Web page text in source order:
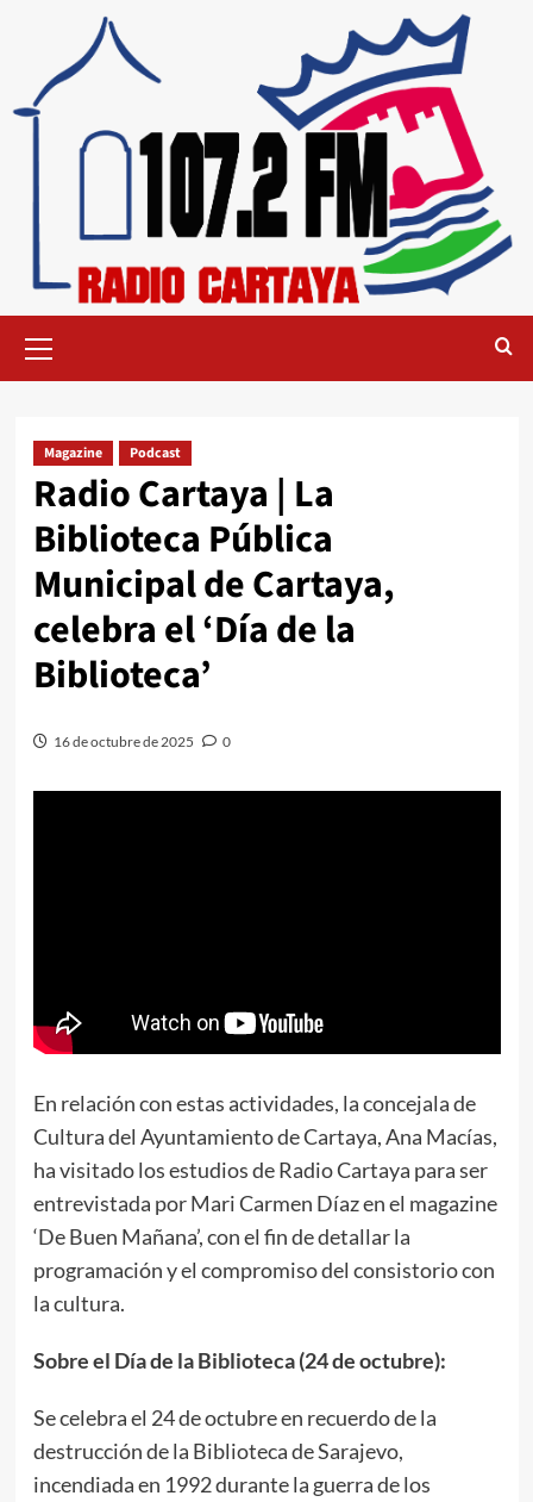
Magazine Podcast
Radio Cartaya | La
Biblioteca Pública
Municipal de Cartaya,
celebra el ‘Día de la
Biblioteca’
16 de octubre de 2025 0
En relación con estas actividades, la concejala de
Cultura del Ayuntamiento de Cartaya, Ana Macías,
ha visitado los estudios de Radio Cartaya para ser
entrevistada por Mari Carmen Díaz en el magazine
‘De Buen Mañana’, con el fin de detallar la
programación y el compromiso del consistorio con
la cultura.
Sobre el Día de la Biblioteca (24 de octubre):
Se celebra el 24 de octubre en recuerdo de la
destrucción de la Biblioteca de Sarajevo,
incendiada en 1992 durante la guerra de los